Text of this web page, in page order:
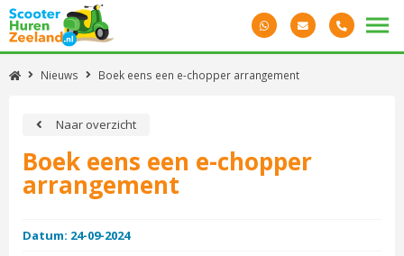
Nieuws Boek eens een e-chopper arrangement
Naar overzicht
Boek eens een e-chopper
arrangement
Datum: 24-09-2024